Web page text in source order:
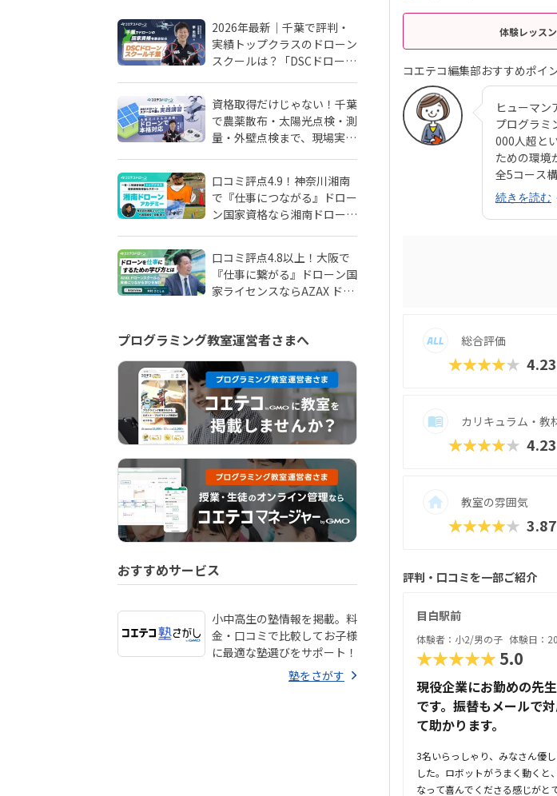
2026年最新｜千葉で評判・
実績トップクラスのドローン
スクールは？「DSCドローン
資格取得だけじゃない！千葉
で農薬散布・太陽光点検・測
量・外壁点検まで、現場実務
口コミ評点4.9！神奈川湘南
で『仕事につながる』ドロー
ン国家資格なら湘南ドローン
口コミ評点4.8以上！大阪で
『仕事に繋がる』ドローン国
家ライセンスならAZAX ドロ
プログラミング教室運営者さまへ
おすすめサービス
小中高生の塾情報を掲載。料
金・口コミで比較してお子様
に最適な塾選びをサポート！
塾をさがす
体験レッス
コエテコ編集部おすすめポイ
ヒューマ
プログラミ
000人超と
ための環境
全5コース
ング要素も
生と共同開
成で、飽き
行錯誤し
続きを読む
総合評価
★★★★★ 4.23
カリキュラム・教
★★★★★ 4.23
教室の雰囲気
★★★★★ 3.87
評判・口コミを一部ご紹介
目白駅前
体験者：小2/男の子 体験日：
★★★★★5.0
現役企業にお勤めの先
です。振替もメールで
て助かります。
3名いらっしゃり、みなさん優
した。ロボットがうまく動くと
なって喜んでくださる感じがと